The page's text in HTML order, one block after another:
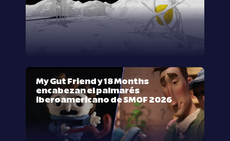
My Gut Friend y 18 Months
encabezan el palmarés
iberoamericano de SMOF 2026